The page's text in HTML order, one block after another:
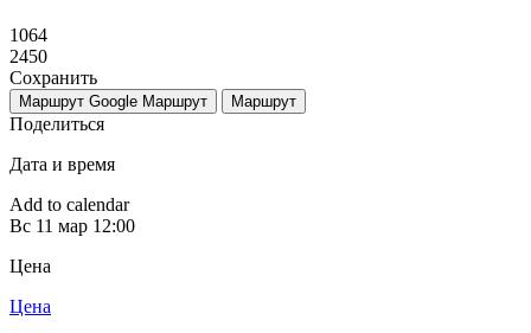
1064
2450
Сохранить
Маршрут Google Маршрут Маршрут
Поделиться
Дата и время
Add to calendar
Вс 11 мар 12:00
Цена
Цена